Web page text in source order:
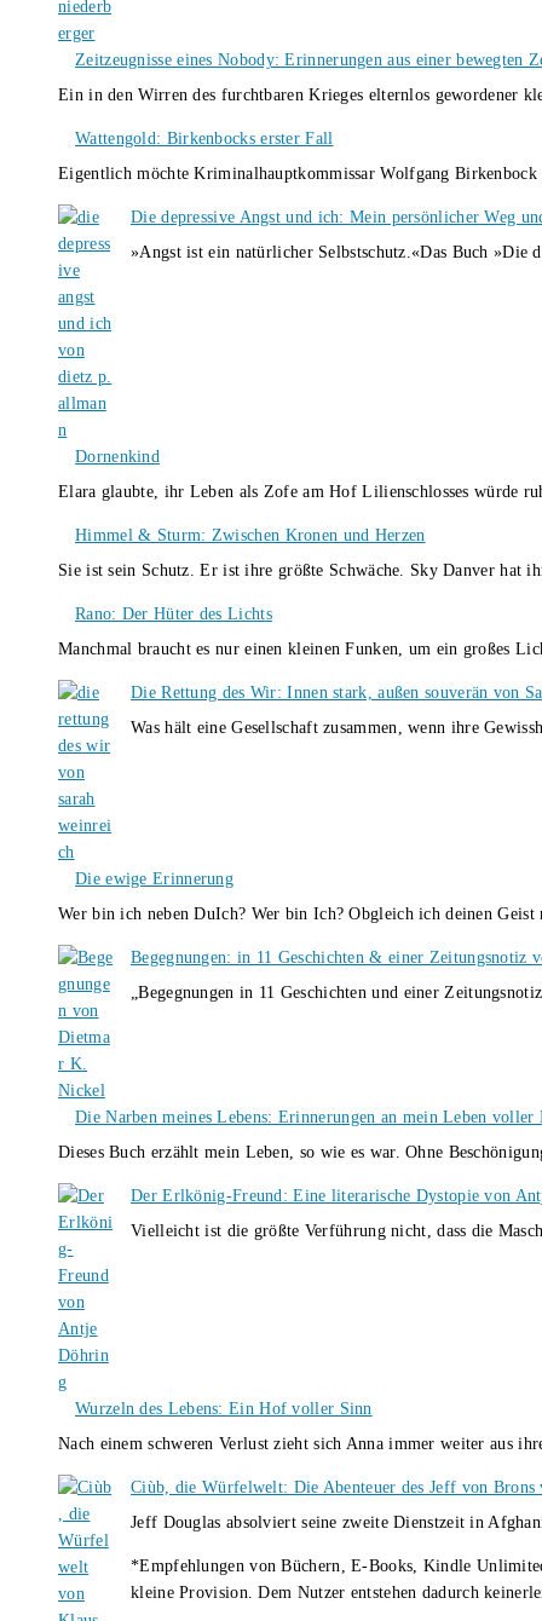
Zeitzeugnisse eines Nobody: Erinnerungen aus einer bewegten
Ein in den Wirren des furchtbaren Krieges elternlos gewordener
Wattengold: Birkenbocks erster Fall
Eigentlich möchte Kriminalhauptkommissar Wolfgang
Die depressive Angst und ich: Mein persönlicher Weg
»Angst ist ein natürlicher Selbstschutz.«Das Buch
Dornenkind
Elara glaubte, ihr Leben als Zofe am Hof Lilienschlosses würde
Himmel & Sturm: Zwischen Kronen und Herzen
Sie ist sein Schutz. Er ist ihre größte Schwäche. Sky Danver
Rano: Der Hüter des Lichts
Manchmal braucht es nur einen kleinen Funken, um ein großes
Die Rettung des Wir: Innen stark, außen souverän von
Was hält eine Gesellschaft zusammen, wenn ihre
Die ewige Erinnerung
Wer bin ich neben DuIch? Wer bin Ich? Obgleich ich deinen
Begegnungen: in 11 Geschichten & einer Zeitungsnotiz
„Begegnungen in 11 Geschichten und einer
Die Narben meines Lebens: Erinnerungen an mein Leben
Dieses Buch erzählt mein Leben, so wie es war. Ohne
Der Erlkönig-Freund: Eine literarische Dystopie von
Vielleicht ist die größte Verführung nicht, dass die
Wurzeln des Lebens: Ein Hof voller Sinn
Nach einem schweren Verlust zieht sich Anna immer weiter aus
Ciùb, die Würfelwelt: Die Abenteuer des Jeff von Brons
Jeff Douglas absolviert seine zweite Dienstzeit in
*Empfehlungen von Büchern, E-Books, Kindle
kleine Provision. Dem Nutzer entstehen dadurch